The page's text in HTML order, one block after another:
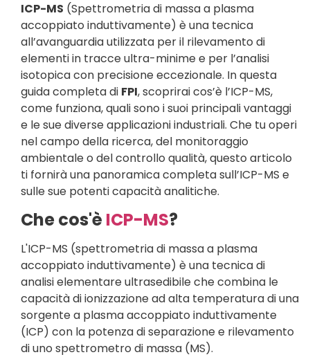
ICP-MS (Spettrometria di massa a plasma
accoppiato induttivamente) è una tecnica
all’avanguardia utilizzata per il rilevamento di
elementi in tracce ultra-minime e per l’analisi
isotopica con precisione eccezionale. In questa
guida completa di FPI, scoprirai cos’è l’ICP-MS,
come funziona, quali sono i suoi principali vantaggi
e le sue diverse applicazioni industriali. Che tu operi
nel campo della ricerca, del monitoraggio
ambientale o del controllo qualità, questo articolo
ti fornirà una panoramica completa sull’ICP-MS e
sulle sue potenti capacità analitiche.
Che cos'è ICP-MS?
L'ICP-MS (spettrometria di massa a plasma
accoppiato induttivamente) è una tecnica di
analisi elementare ultrasedibile che combina le
capacità di ionizzazione ad alta temperatura di una
sorgente a plasma accoppiato induttivamente
(ICP) con la potenza di separazione e rilevamento
di uno spettrometro di massa (MS).